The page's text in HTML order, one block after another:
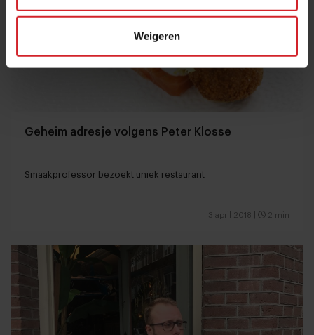
Weigeren
Geheim adresje volgens Peter Klosse
Smaakprofessor bezoekt uniek restaurant
3 april 2018 2 min